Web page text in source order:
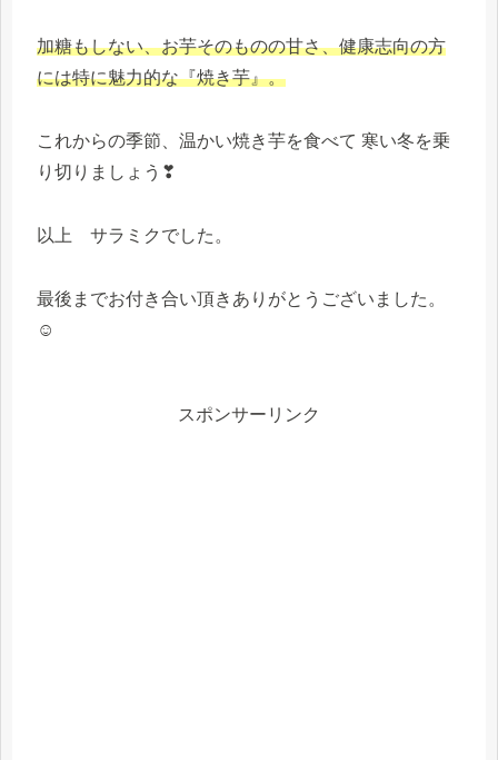
加糖もしない、お芋そのものの甘さ、健康志向の方
には特に魅力的な『焼き芋』。
これからの季節、温かい焼き芋を食べて 寒い冬を乗
り切りましょう❣
以上 サラミクでした。
最後までお付き合い頂きありがとうございました。
☺
スポンサーリンク